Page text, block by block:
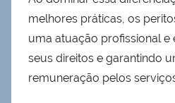
melhores práticas, os
uma atuação profissional e
seus direitos e garantindo
remuneração pelos